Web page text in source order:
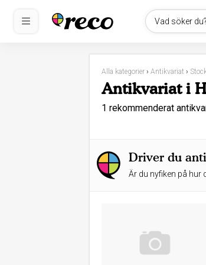
Vad söker du?
Alla kategorier › Antikvariat ›
Antikvariat i
1 rekommenderat
Driver du
Är du nyfiken på hur